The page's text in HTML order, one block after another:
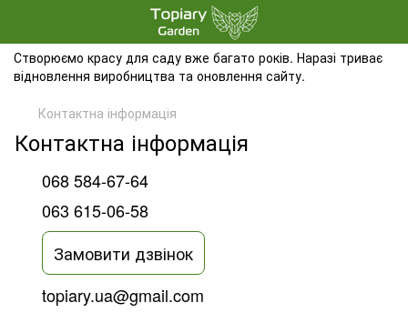
Створюємо красу для саду вже багато років. Наразі триває
відновлення виробництва та оновлення сайту.
Контактна інформація
Контактна інформація
068 584-67-64
063 615-06-58
Замовити дзвінок
topiary.ua@gmail.com